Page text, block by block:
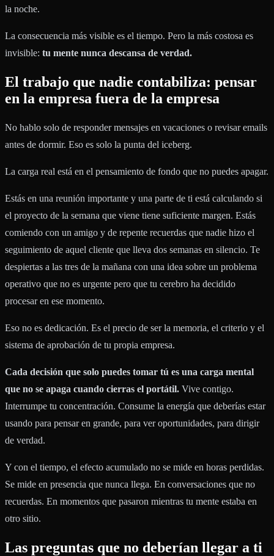
la noche.
La consecuencia más visible es el tiempo. Pero la más costosa es
invisible: tu mente nunca descansa de verdad.
El trabajo que nadie contabiliza: pensar
en la empresa fuera de la empresa
No hablo solo de responder mensajes en vacaciones o revisar emails
antes de dormir. Eso es solo la punta del iceberg.
La carga real está en el pensamiento de fondo que no puedes apagar.
Estás en una reunión importante y una parte de ti está calculando si
el proyecto de la semana que viene tiene suficiente margen. Estás
comiendo con un amigo y de repente recuerdas que nadie hizo el
seguimiento de aquel cliente que lleva dos semanas en silencio. Te
despiertas a las tres de la mañana con una idea sobre un problema
operativo que no es urgente pero que tu cerebro ha decidido
procesar en ese momento.
Eso no es dedicación. Es el precio de ser la memoria, el criterio y el
sistema de aprobación de tu propia empresa.
Cada decisión que solo puedes tomar tú es una carga mental
que no se apaga cuando cierras el portátil. Vive contigo.
Interrumpe tu concentración. Consume la energía que deberías estar
usando para pensar en grande, para ver oportunidades, para dirigir
de verdad.
Y con el tiempo, el efecto acumulado no se mide en horas perdidas.
Se mide en presencia que nunca llega. En conversaciones que no
recuerdas. En momentos que pasaron mientras tu mente estaba en
otro sitio.
Las preguntas que no deberían llegar a ti